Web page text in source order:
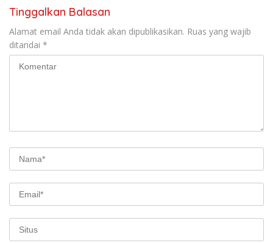
Tinggalkan Balasan
Alamat email Anda tidak akan dipublikasikan. Ruas yang wajib
ditandai *